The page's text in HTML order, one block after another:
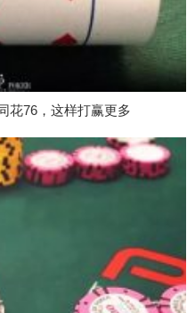
花76，这样打赢更多